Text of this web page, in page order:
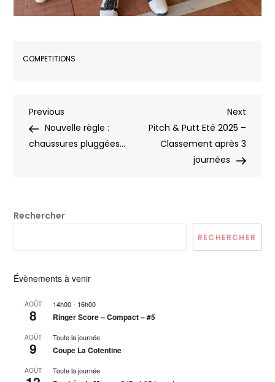
COMPETITIONS
Navigation
de
Previous
Post
Previous
Nouvelle règle :
chaussures pluggées…
Next
Post
Next
Pitch & Putt Eté 2025 –
Classement après 3
journées
Rechercher
RECHERCHER
Évènements à venir
AOÛT
8
14h00- 16h00
Ringer Score – Compact – #5
AOÛT
9
Toute la journée
Coupe La Cotentine
AOÛT Toute la journée